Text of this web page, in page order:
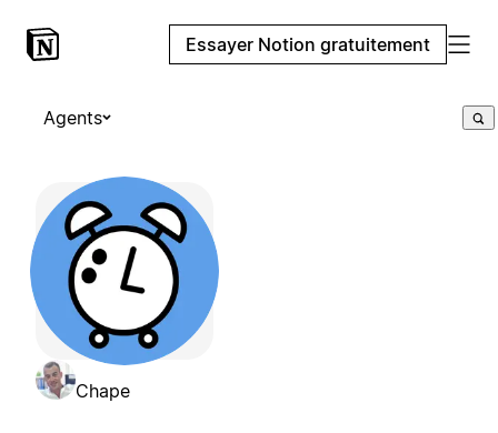
Essayer Notion gratuitement
Agents
Chape